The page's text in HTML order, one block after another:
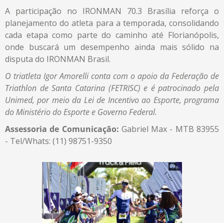
A participação no IRONMAN 70.3 Brasília reforça o
planejamento do atleta para a temporada, consolidando
cada etapa como parte do caminho até Florianópolis,
onde buscará um desempenho ainda mais sólido na
disputa do IRONMAN Brasil.
O triatleta Igor Amorelli conta com o apoio da Federação de
Triathlon de Santa Catarina (FETRISC) e é patrocinado pela
Unimed, por meio da Lei de Incentivo ao Esporte, programa
do Ministério do Esporte e Governo Federal.
Assessoria de Comunicação: Gabriel Max - MTB 83955
- Tel/Whats: (11) 98751-9350